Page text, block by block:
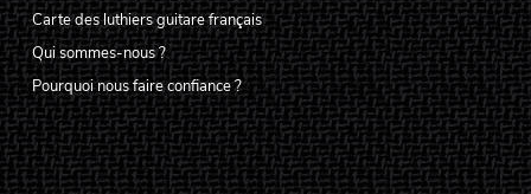
Carte des luthiers guitare français
Qui sommes-nous ?
Pourquoi nous faire confiance ?